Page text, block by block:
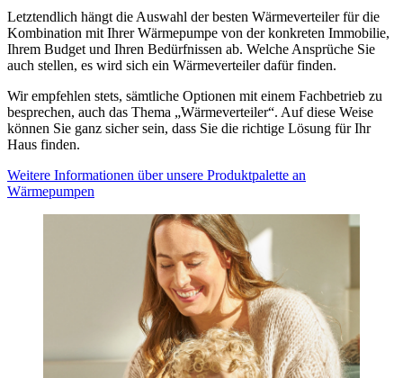
Letztendlich hängt die Auswahl der besten Wärmeverteiler für die
Kombination mit Ihrer Wärmepumpe von der konkreten Immobilie,
Ihrem Budget und Ihren Bedürfnissen ab. Welche Ansprüche Sie
auch stellen, es wird sich ein Wärmeverteiler dafür finden.
Wir empfehlen stets, sämtliche Optionen mit einem Fachbetrieb zu
besprechen, auch das Thema „Wärmeverteiler“. Auf diese Weise
können Sie ganz sicher sein, dass Sie die richtige Lösung für Ihr
Haus finden.
Weitere Informationen über unsere Produktpalette an
Wärmepumpen